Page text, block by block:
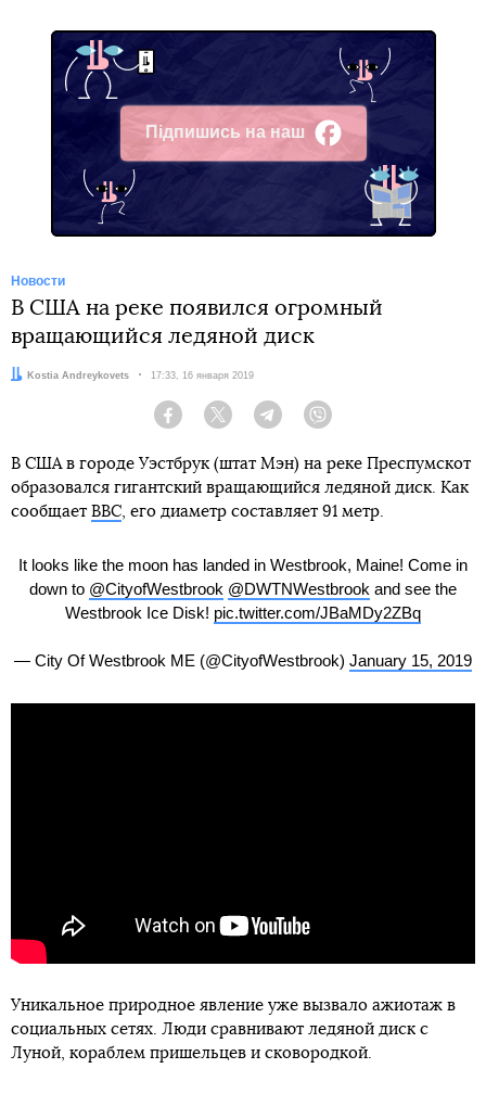
Підпишись на наш
Facebook
Новости
В США на реке появился огромный
вращающийся ледяной диск
Автор:Kostia Andreykovets Дата:
17:33, 16 января 2019
Facebook Twitter Telegram
В США в городе Уэстбрук (штат Мэн) на реке Преспумскот
образовался гигантский вращающийся ледяной диск. Как
сообщает BBC , его диаметр составляет 91 метр.
It looks like the moon has landed in Westbrook, Maine! Come in
down to @CityofWestbrook @DWTNWestbrook and see the
Westbrook Ice Disk! pic.twitter.com/JBaMDy2ZBq
— City Of Westbrook ME (@CityofWestbrook) January 15, 2019
Уникальное природное явление уже вызвало ажиотаж в
социальных сетях. Люди сравнивают ледяной диск с
Луной, кораблем пришельцев и сковородкой.